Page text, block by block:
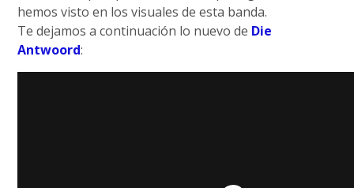
hemos visto en los visuales de esta banda.
Te dejamos a continuación lo nuevo de Die
Antwoord: